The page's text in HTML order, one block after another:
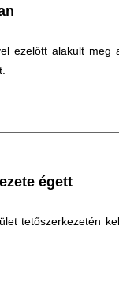
ezelőtt alakult meg
égett
tetőszerkezetén